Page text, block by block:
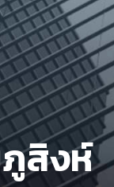
สิงห์